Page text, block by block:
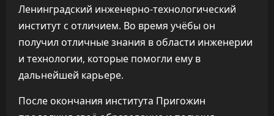
Ленинградский инженерно-технологический
институт с отличием. Во время учёбы он
получил отличные знания в области инженерии
и технологии, которые помогли ему в
дальнейшей карьере.
После окончания института Пригожин